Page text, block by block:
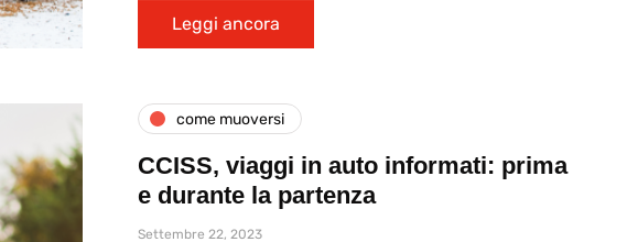
Leggi ancora
come muoversi
CCISS, viaggi in auto informati: prima
e durante la partenza
Settembre 22, 2023